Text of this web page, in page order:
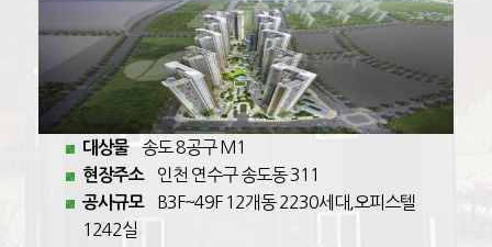
대상물 송도 8공구 M1
현장주소 인천 연수구 송도동 311
공사규모
B3F~49F 12개동 2230세대,오피스텔
1242실